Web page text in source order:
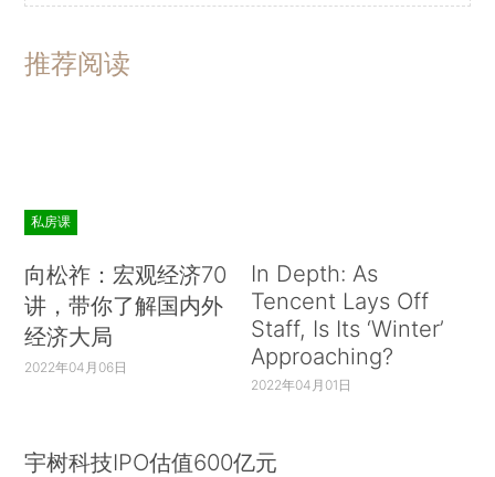
推荐阅读
私房课
向松祚：宏观经济70
讲，带你了解国内外
经济大局
2022年04月06日
In Depth: As
Tencent Lays Off
Staff, Is Its ‘Winter’
Approaching?
2022年04月01日
宇树科技IPO估值600亿元